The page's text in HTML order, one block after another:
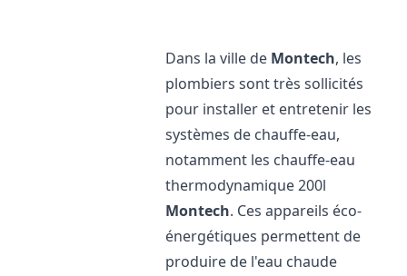
Dans la ville de Montech, les
plombiers sont très sollicités
pour installer et entretenir les
systèmes de chauffe-eau,
notamment les chauffe-eau
thermodynamique 200l
Montech. Ces appareils éco-
énergétiques permettent de
produire de l'eau chaude